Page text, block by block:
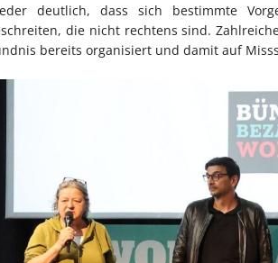
deutlich, dass sich bestimmte
die nicht rechtens sind.
bereits organisiert und damit auf